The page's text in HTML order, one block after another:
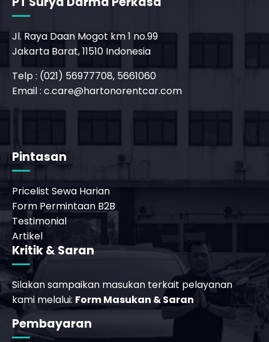
Jakarta Barat, 11510 Indonesia
Telp : (021) 56977708, 5661060
Email :c.care@hartonorentcar.com
Pricelist Sewa Harian
Form Permintaan B2B
Testimonial
Kritik & Saran
Silakan sampaikan masukan terkait pelayanan
kami melalui:
Pembayaran